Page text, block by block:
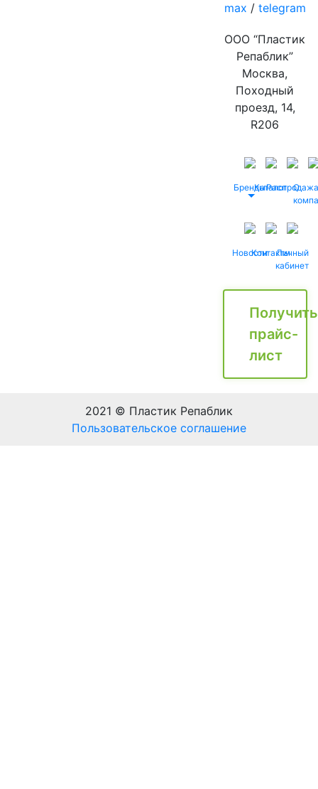
max / telegram
ООО “Пластик
Репаблик”
Москва,
Походный
проезд, 14,
R206
БрендыКаталог
Распродажа
О
НовостиКонтактыЛичный
кабинет
Получить
прайс-
лист
2021 © Пластик Репаблик
Пользовательское соглашение